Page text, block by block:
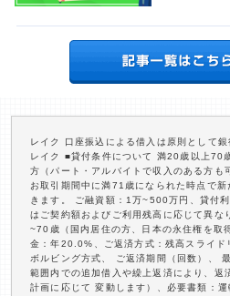
レイク 口座振込による借入は原則として銀
レイク ■貸付条件について 満20歳以上70
方（パート・アルバイトで収入のある方も
お取引期間中に満71歳になられた時点で
きます。 ご融資額：1万~500万円、貸付
はご契約額およびご利用残高に応じて異
~70歳（国内居住の方、日本の永住権を取
金：年20.0%、ご返済方式：残高スライド
ボルビング方式、 ご返済期間（回数）、
範囲内での追加借入や繰上返済により、返
計画に応じて 変動します）、必要書類：